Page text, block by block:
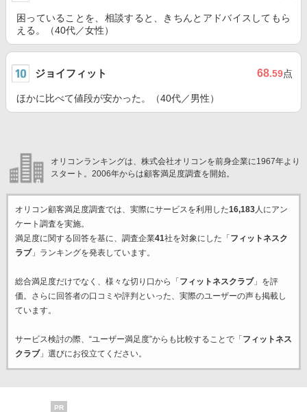
困っていることを、相談すると、きちんとアドバイスしてもら
える。（40代／女性）
ジョイフィット 68.59点
ほかに比べて値段が安かった。（40代／男性）
オリコンランキングは、株式会社オリコンを前身企業に1967年より
スタート。2006年からは顧客満足度調査を開始。
オリコン顧客満足度調査では、実際にサービスを利用した16,183人にアン
ケート調査を実施。
満足度に関する回答を基に、調査企業41社を対象にした「 フィットネスク
ラブ」ランキングを発表しています。
総合満足度だけでなく、様々な切り口から「 フィットネスクラブ」を評
価。さらに回答者の口コミや評判といった、実際のユーザーの声も掲載し
ています。
サービス検討の際、“ユーザー満足度”からも比較することで「 フィットネス
クラブ」選びにお役立てください。
PR